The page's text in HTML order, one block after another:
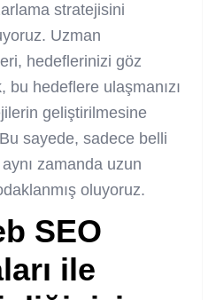
stratejisini
Uzman
hedeflerinizi göz
hedeflere ulaşmanızı
geliştirilmesine
sayede, sadece belli
zamanda uzun
oluyoruz.
SEO
ile